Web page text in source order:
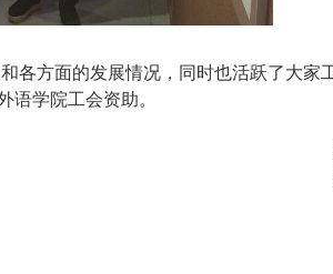
各方面的发展情况，同时也活跃了大家
学院工会资助。
与翻